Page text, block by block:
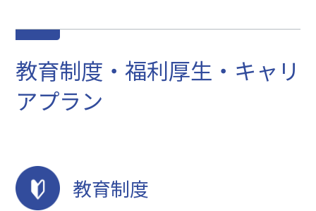
教育制度・福利厚生・キャリ
アプラン
教育制度